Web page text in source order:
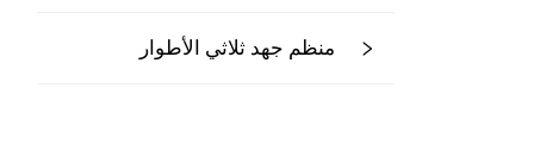
منظم جهد ثلاثي الأطوار